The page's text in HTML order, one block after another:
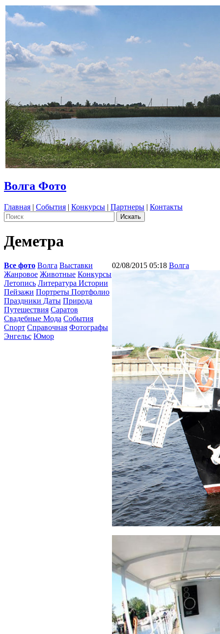
Волга Фото
Главная | События | Конкурсы | Партнеры | Контакты
Деметра
Все фото Волга Выставки
Жанровое Животные Конкурсы
Летопись Литература Истории
Пейзажи Портреты Портфолио
Праздники Даты Природа
Путешествия Саратов
Свадебные Мода События
Спорт Справочная Фотографы
Энгельс Юмор
02/08/2015 05:18 Волга